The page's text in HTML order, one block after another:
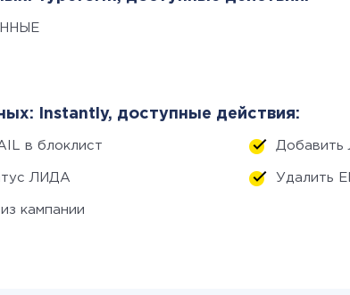
Instantly, доступные действия:
в блоклист Добавить
ЛИДА Удалить
кампании